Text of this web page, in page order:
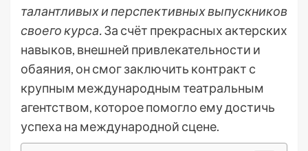
талантливых и перспективных выпускников
своего курса.За счёт прекрасных актерских
навыков, внешней привлекательности и
обаяния, он смог заключить контракт с
крупным международным театральным
агентством, которое помогло ему достичь
успеха на международной сцене.